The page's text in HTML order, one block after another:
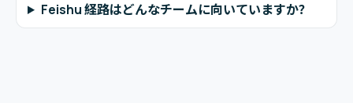
Feishu 経路はどんなチームに向いていますか？